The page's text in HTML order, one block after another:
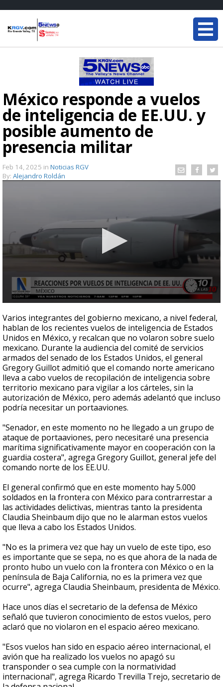
México responde a vuelos
de inteligencia de EE.UU. y
posible aumento de
presencia militar
Feb 14, 2025 in Noticias RGV
By: Alejandro Roldán
seconds
of
2
minutes,
28
seconds
Varios integrantes del gobierno mexicano, a nivel federal,
hablan de los recientes vuelos de inteligencia de Estados
Unidos en México, y recalcan que no volaron sobre suelo
mexicano. Durante la audiencia del comité de servicios
armados del senado de los Estados Unidos, el general
Gregory Guillot admitió que el comando norte americano
lleva a cabo vuelos de recopilación de inteligencia sobre
territorio mexicano para vigilar a los cárteles, sin la
autorización de México, pero además adelantó que incluso
podría necesitar un portaaviones.
"Senador, en este momento no he llegado a un grupo de
ataque de portaaviones, pero necesitaré una presencia
marítima significativamente mayor en cooperación con la
guardia costera", agrega Gregory Guillot, general jefe del
comando norte de los EE.UU.
El general confirmó que en este momento hay 5.000
soldados en la frontera con México para contrarrestar a
las actividades delictivas, mientras tanto la presidenta
Claudia Sheinbaum dijo que no le alarman estos vuelos
que lleva a cabo los Estados Unidos.
"No es la primera vez que hay un vuelo de este tipo, eso
es importante que se sepa, no es que ahora de la nada de
pronto hubo un vuelo con la frontera con México o en la
península de Baja California, no es la primera vez que
ocurre", agrega Claudia Sheinbaum, presidenta de México.
Hace unos días el secretario de la defensa de México
señaló que tuvieron conocimiento de estos vuelos, pero
aclaró que no violaron en el espacio aéreo mexicano.
"Esos vuelos han sido en espacio aéreo internacional, el
avión que ha realizado los vuelos no apagó su
transponder o sea cumple con la normatividad
internacional", agrega Ricardo Trevilla Trejo, secretario de